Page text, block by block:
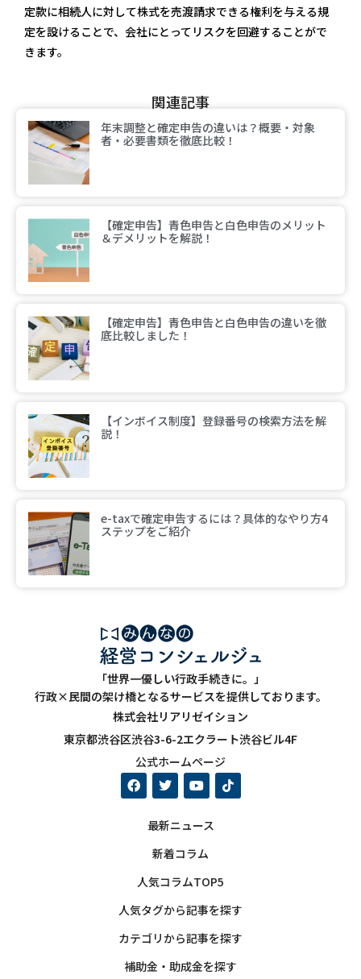
定款に相続人に対して株式を売渡請求できる権利を与える規
定を設けることで、会社にとってリスクを回避することがで
きます。
関連記事
年末調整と確定申告の違いは？概要・対象
者・必要書類を徹底比較！
【確定申告】青色申告と白色申告のメリット
＆デメリットを解説！
【確定申告】青色申告と白色申告の違いを徹
底比較しました！
【インボイス制度】登録番号の検索方法を解
説！
e-taxで確定申告するには？具体的なやり方4
ステップをご紹介
「世界一優しい行政手続きに。」
行政×民間の架け橋となるサービスを提供しております。
株式会社リアリゼイション
東京都渋谷区渋谷3-6-2エクラート渋谷ビル4F
公式ホームページ
最新ニュース
新着コラム
人気コラムTOP5
人気タグから記事を探す
カテゴリから記事を探す
補助金・助成金を探す